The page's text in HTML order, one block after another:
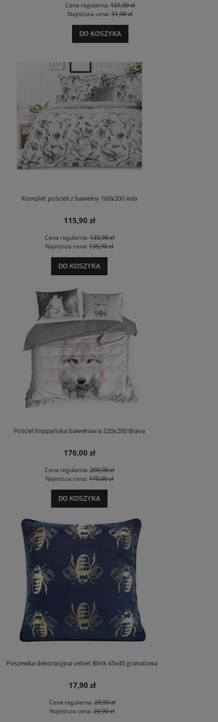
Cena regularna: 121,90 zł
Najniższa cena: 91,90 zł
DO KOSZYKA
Komplet pościeli z bawełny 160x200 Ada
115,90 zł
Cena regularna:135,90 zł
Najniższa cena: 135,90 zł
DO KOSZYKA
Pościel hiszpańska bawełniana 220x200 Brava
170,00 zł
Cena regularna:200,00 zł
Najniższa cena: 170,00 zł
DO KOSZYKA
Poszewka dekoracyjna velvet Blink 45x45 granatowa
17,90 zł
Cena regularna:20,90 zł
Najniższa cena: 20,90 zł